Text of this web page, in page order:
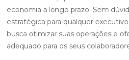
economia a longo prazo. Sem
estratégica para qualquer
busca otimizar suas operações e
adequado para os seus